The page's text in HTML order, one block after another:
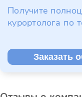
Получите
курортолога по
Заказать